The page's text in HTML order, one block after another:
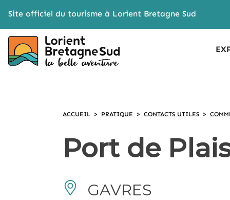
Site officiel du tourisme à Lorient Bretagne Sud
ACCUEIL > PRATIQUE > CONTACTS UTILES >
Port de
GAVRES